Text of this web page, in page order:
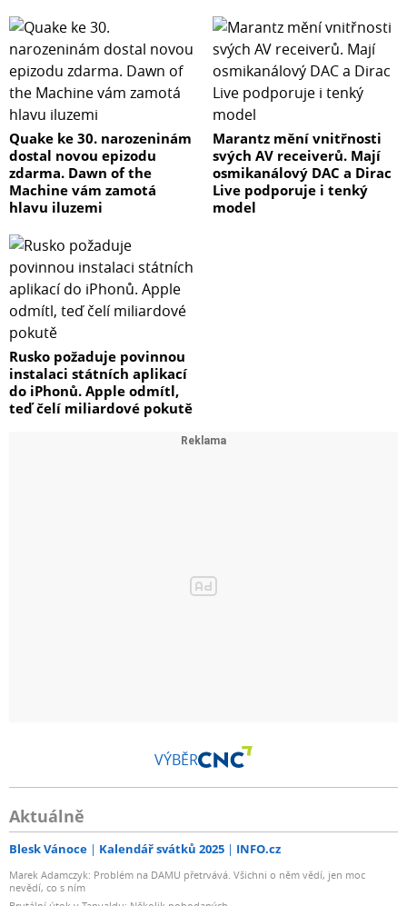
Quake ke 30. narozeninám
dostal novou epizodu
zdarma. Dawn of the
Machine vám zamotá
hlavu iluzemi
Marantz mění vnitřnosti
svých AV receiverů. Mají
osmikanálový DAC a Dirac
Live podporuje i tenký
model
Rusko požaduje povinnou
instalaci státních aplikací
do iPhonů. Apple odmítl,
teď čelí miliardové pokutě
VÝBĚR
Aktuálně
Blesk Vánoce Kalendář svátků 2025 INFO.cz
Marek Adamczyk: Problém na DAMU přetrvává. Všichni o něm vědí, jen moc
nevědí, co s ním